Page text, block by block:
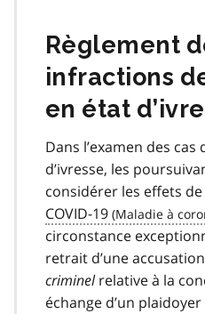
Règlement
infractions
en état
Dans l’examen des
d’ivresse, les
considérer les effets
COVID-19
circonstance
retrait d’une
criminelrelative à la
échange d’un